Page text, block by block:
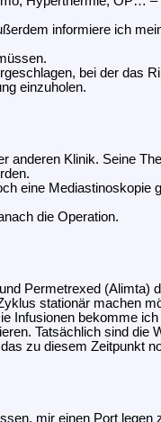
informiere ich
bei der das
einzuholen.
Klinik. Seine
eine
die Operation.
Permetrexed
stationär machen
Infusionen bekomme
Tatsächlich sind
zu diesem Zeitpunkt
mir einen Port